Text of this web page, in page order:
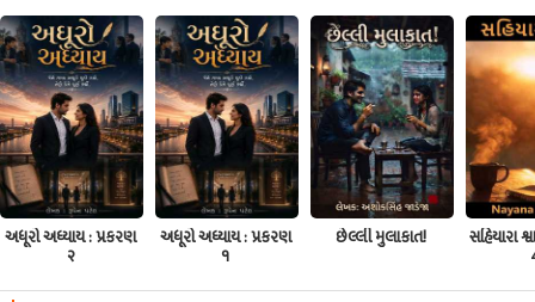
અધૂરો અધ્યાય : પ્રકરણ
૨
અધૂરો અધ્યાય : પ્રકરણ
૧
છેલ્લી મુલાકાત! સહિયારા